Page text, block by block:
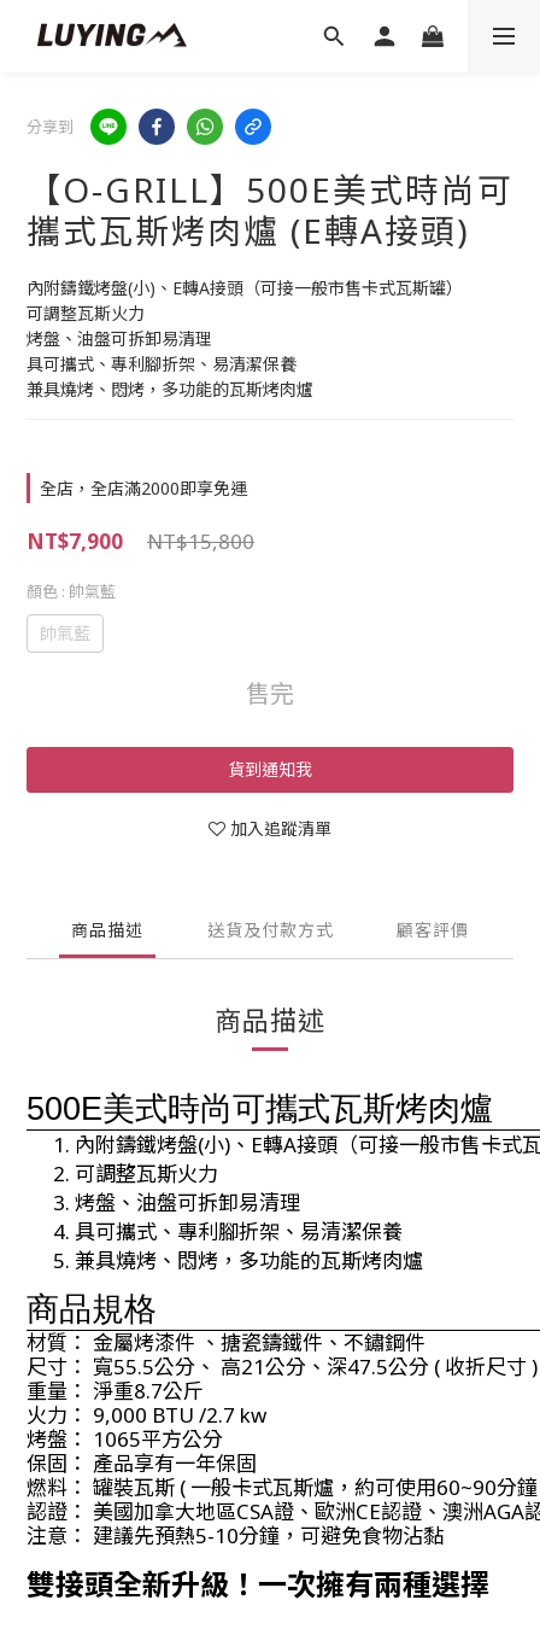
分享到
【O-GRILL】500E美式時尚可
攜式瓦斯烤肉爐 (E轉A接頭)
內附鑄鐵烤盤(小)、E轉A接頭（可接一般市售卡式瓦斯罐）
可調整瓦斯火力
烤盤、油盤可拆卸易清理
具可攜式、專利腳折架、易清潔保養
兼具燒烤、悶烤，多功能的瓦斯烤肉爐
全店，全店滿2000即享免運
NT$15,800
NT$7,900
顏色 : 帥氣藍
帥氣藍
售完
貨到通知我
加入追蹤清單
商品描述 送貨及付款方式 顧客評價
商品描述
500E美式時尚可攜式瓦斯烤肉爐
內附鑄鐵烤盤(小)、E轉A接頭（可接一般市售卡式
可調整瓦斯火力
烤盤、油盤可拆卸易清理
具可攜式、專利腳折架、易清潔保養
兼具燒烤、悶烤，多功能的瓦斯烤肉爐
商品規格
材質： 金屬烤漆件 、搪瓷鑄鐵件、不鏽鋼件
尺寸： 寬55.5公分、 高21公分、深47.5公分 ( 收折尺寸 )
重量： 淨重8.7公斤
火力： 9,000 BTU /2.7 kw
烤盤： 1065平方公分
保固： 產品享有一年保固
燃料： 罐裝瓦斯 ( 一般卡式瓦斯爐，約可使用60~90分
認證： 美國加拿大地區CSA證、歐洲CE認證、澳洲AGA
注意： 建議先預熱5-10分鐘，可避免食物沾黏
雙接頭全新升級！一次擁有兩種選擇